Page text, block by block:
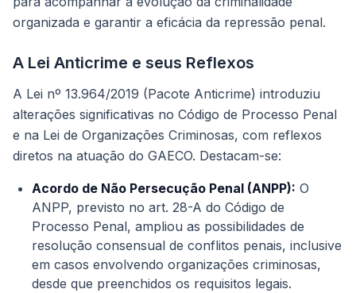
organizada e garantir a eficácia da repressão penal.
A Lei Anticrime e seus Reflexos
A Lei nº 13.964/2019 (Pacote Anticrime) introduziu
alterações significativas no Código de Processo Penal
e na Lei de Organizações Criminosas, com reflexos
diretos na atuação do GAECO. Destacam-se:
Acordo de Não Persecução Penal (ANPP): O
ANPP, previsto no art. 28-A do Código de
Processo Penal, ampliou as possibilidades de
resolução consensual de conflitos penais, inclusive
em casos envolvendo organizações criminosas,
desde que preenchidos os requisitos legais.